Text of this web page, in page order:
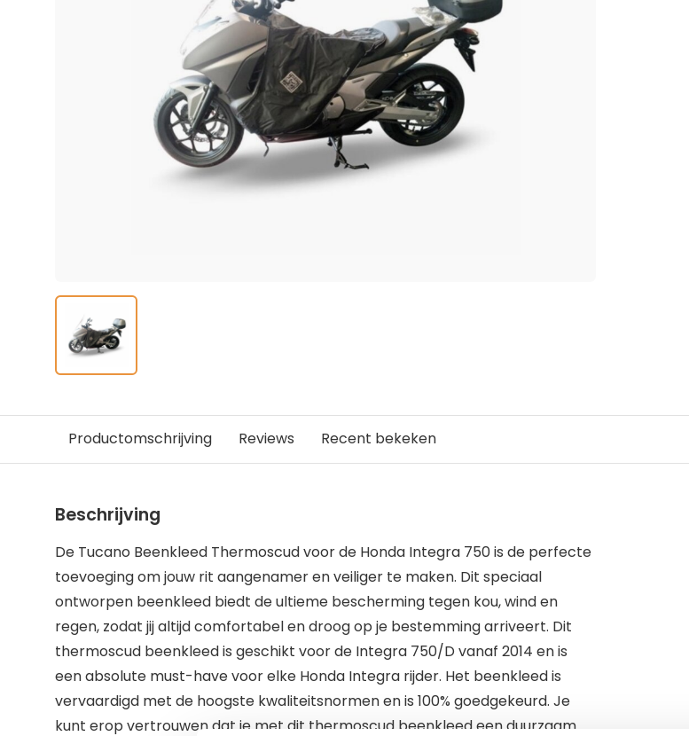
Productomschrijving Reviews Recent bekeken
Beschrijving
De Tucano Beenkleed Thermoscud voor de Honda Integra 750 is de perfecte
toevoeging om jouw rit aangenamer en veiliger te maken. Dit speciaal
ontworpen beenkleed biedt de ultieme bescherming tegen kou, wind en
regen, zodat jij altijd comfortabel en droog op je bestemming arriveert. Dit
thermoscud beenkleed is geschikt voor de Integra 750/D vanaf 2014 en is
een absolute must-have voor elke Honda Integra rijder. Het beenkleed is
vervaardigd met de hoogste kwaliteitsnormen en is 100% goedgekeurd. Je
kunt erop vertrouwen dat je met dit thermoscud beenkleed een duurzaam